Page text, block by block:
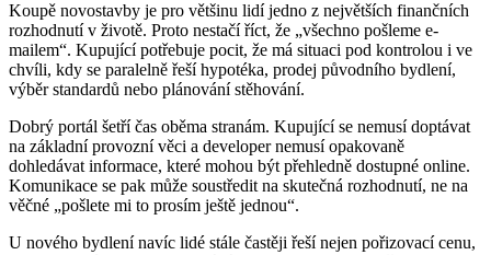
Koupě novostavby je pro většinu lidí jedno z největších finančních
rozhodnutí v životě. Proto nestačí říct, že „všechno pošleme e-
mailem“. Kupující potřebuje pocit, že má situaci pod kontrolou i ve
chvíli, kdy se paralelně řeší hypotéka, prodej původního bydlení,
výběr standardů nebo plánování stěhování.
Dobrý portál šetří čas oběma stranám. Kupující se nemusí doptávat
na základní provozní věci a developer nemusí opakovaně
dohledávat informace, které mohou být přehledně dostupné online.
Komunikace se pak může soustředit na skutečná rozhodnutí, ne na
věčné „pošlete mi to prosím ještě jednou“.
U nového bydlení navíc lidé stále častěji řeší nejen pořizovací cenu,